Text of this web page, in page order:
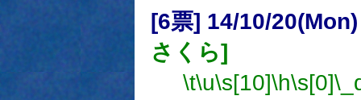
[6票] 14/10/
さくら]
\t\u\s[10]\h\s[0]